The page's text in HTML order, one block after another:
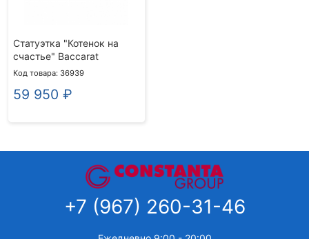
Статуэтка "Котенок на
счастье" Baccarat
Код товара: 36939
59 950 ₽
+7 (967) 260-31-46